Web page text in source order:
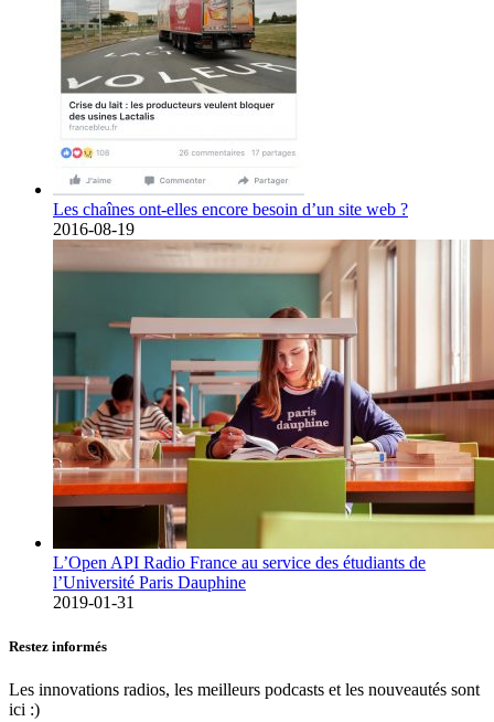
Les chaînes ont-elles encore besoin d’un site web ?
2016-08-19
L’Open API Radio France au service des étudiants de
l’Université Paris Dauphine
2019-01-31
Restez informés
Les innovations radios, les meilleurs podcasts et les nouveautés sont
ici :)